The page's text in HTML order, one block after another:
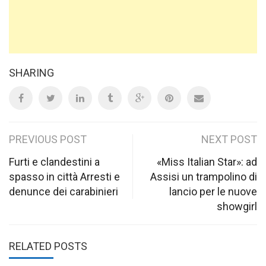
SHARING
Post
navigation
PREVIOUS POST
Furti e clandestini a
spasso in città Arresti e
denunce dei carabinieri
NEXT POST
«Miss Italian Star»: ad
Assisi un trampolino di
lancio per le nuove
showgirl
RELATED POSTS